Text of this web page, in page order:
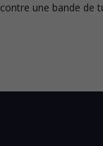
une bande de